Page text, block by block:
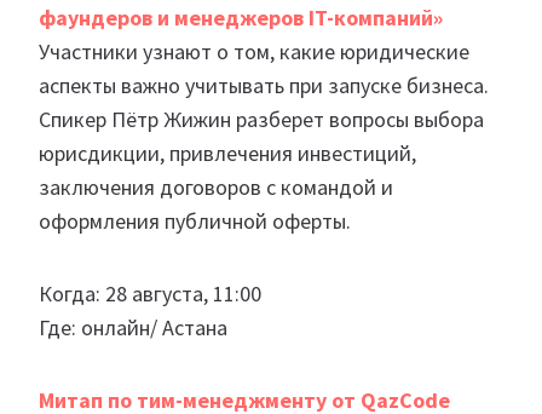
фаундеров и менеджеров IT-компаний»
Участники узнают о том, какие юридические
аспекты важно учитывать при запуске бизнеса.
Спикер Пётр Жижин разберет вопросы выбора
юрисдикции, привлечения инвестиций,
заключения договоров с командой и
оформления публичной оферты.
Когда: 28 августа, 11:00
Где: онлайн/ Астана
Митап по тим-менеджменту от QazCode